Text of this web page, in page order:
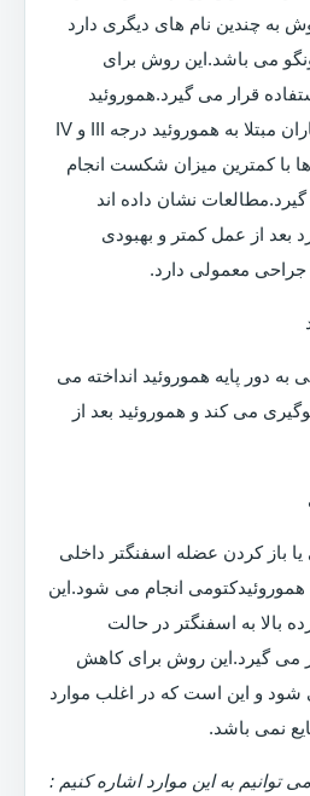
به چندین نام های دیگری دارد
می باشد.این روش برای
قرار می گیرد.هموروئید
کتومی استاپلر،عمدتا در بیماران مبتلا به هموروئید درجه III و IV
ها با کمترین میزان شکست انجام
نشان داده اند
بعد از عمل کمتر و بهبودی
معمولی دارد.
دور پایه هموروئید انداخته می
می کند و هموروئید بعد از
باز کردن عضله اسفنگتر داخلی
هموروئیدکتومی انجام می شود.این
بالا به اسفنگتر در حالت
می گیرد.این روش برای کاهش
و این است که در اغلب موارد
نمی باشد.
توانیم به این موارد اشاره کنیم :